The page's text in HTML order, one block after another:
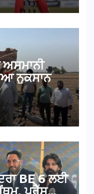
ਅਸਮਾਨੀ
ਨੁਕਸਾਨ
BE 6 ਲਈ
ਪ੍ਰੈੱਸ